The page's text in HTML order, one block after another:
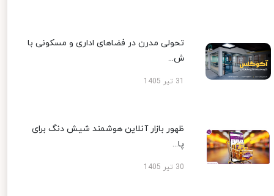
تحولی مدرن در فضاهای اداری و مسکونی با
ش...
ظهور بازار آنلاین هوشمند شیش دنگ برای
پا...
30 تیر 1405